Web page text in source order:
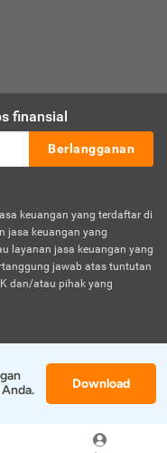
finansial
Berlangganan
keuangan yang terdaftar di
jasa keuangan yang
layanan jasa keuangan yang
jawab atas tuntutan
dan/atau pihak yang
Download